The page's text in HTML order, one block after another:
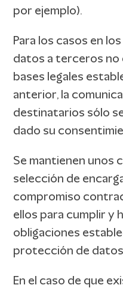
por ejemplo).
Para los casos en
datos a terceros no
bases legales
anterior, la
destinatarios sólo
dado su
Se mantienen
selección de
compromiso
ellos para cumplir y
obligaciones
protección de datos
En el caso de que